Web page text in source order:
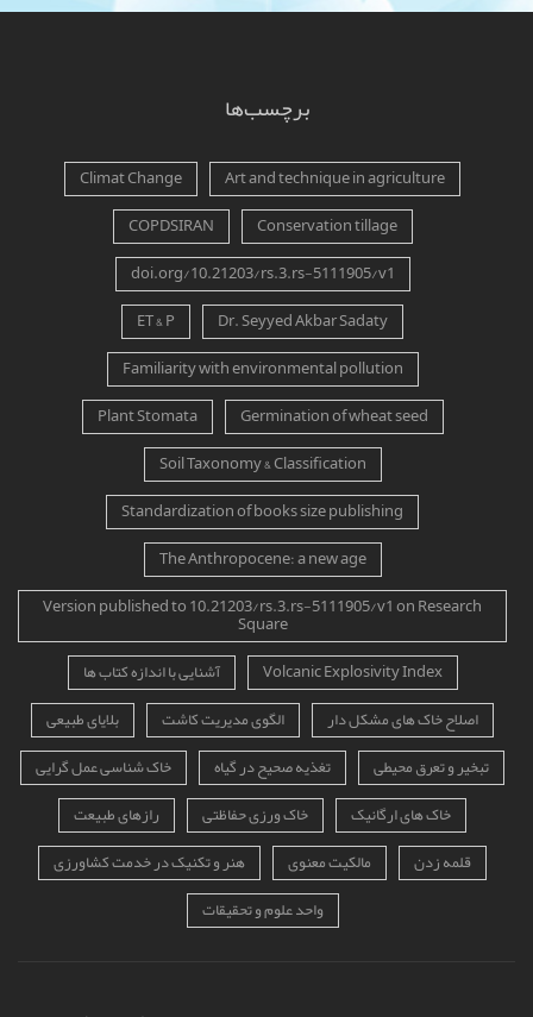
برچسب‌ها
Art and technique in agriculture
Climat Change
Conservation tillage
COPDSIRAN
doi.org/10.21203/rs.3.rs-5111905/v1
Dr. Seyyed Akbar Sadaty
ET & P
Familiarity with environmental pollution
Germination of wheat seed
Plant Stomata
Soil Taxonomy & Classification
Standardization of books size publishing
The Anthropocene: a new age
Version published to 10.21203/rs.3.rs-5111905/v1 on Research
Square
Volcanic Explosivity Index
آشنایی با اندازه کتاب ها
اصلاح خاک های مشکل دار
الگوی مدیریت کاشت
بلایای طبیعی
تبخیر و تعرق محیطی
تغذیه صحیح در گیاه
خاک شناسی عمل گرایی
خاک های ارگانیک
خاک ورزی حفاظتی
رازهای طبیعت
قلمه زدن
مالکیت معنوی
هنر و تکنیک در خدمت کشاورزی
واحد علوم و تحقیقات